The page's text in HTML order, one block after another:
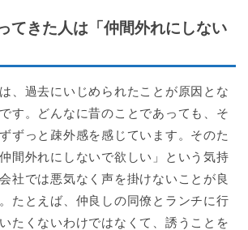
てきた人は「仲間外れにしない
、過去にいじめられたことが原因とな
す。どんなに昔のことであっても、そ
ずっと疎外感を感じています。そのた
間外れにしないで欲しい」という気持
社では悪気なく声を掛けないことが良
たとえば、仲良しの同僚とランチに行
たくないわけではなくて、誘うことを